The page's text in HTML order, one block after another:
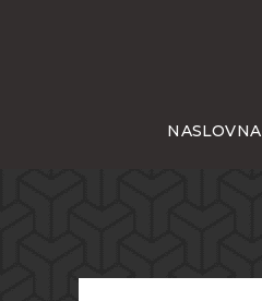
NASLOVNA